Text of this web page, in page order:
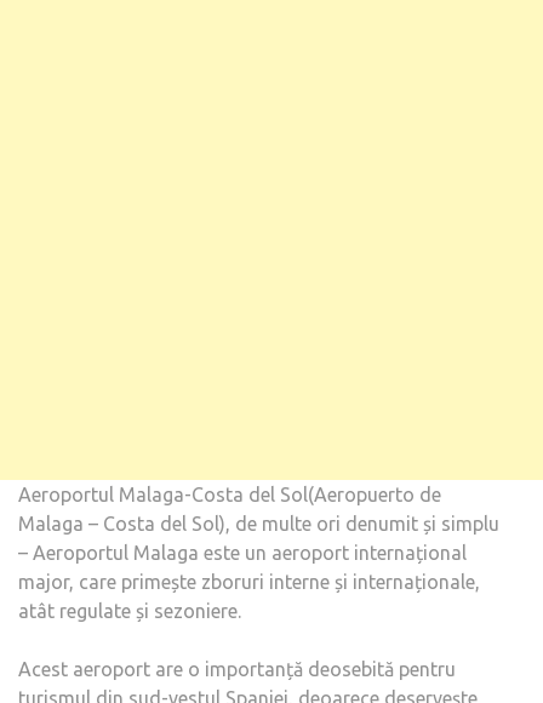
Aeroportul Malaga-Costa del Sol(Aeropuerto de
Malaga – Costa del Sol), de multe ori denumit și simplu
– Aeroportul Malaga este un aeroport internațional
major, care primește zboruri interne și internaționale,
atât regulate și sezoniere.
Acest aeroport are o importanță deosebită pentru
turismul din sud-vestul Spaniei, deoarece deservește